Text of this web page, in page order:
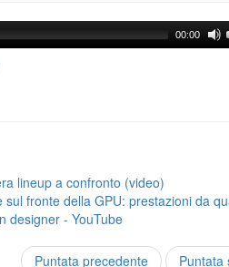
00:00
lineup a confronto (video)
sul fronte della GPU: prestazioni da
designer - YouTube
Puntata precedente Puntata